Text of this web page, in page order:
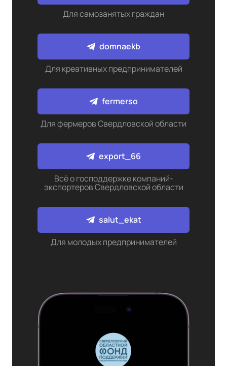
Для самозанятых граждан
domnaekb
Для креативных предпринимателей
fermerso
Для фермеров Свердловской области
export_66
Всё о господдержке компаний-
экспортеров Свердловской области
salut_ekat
Для молодых предпринимателей